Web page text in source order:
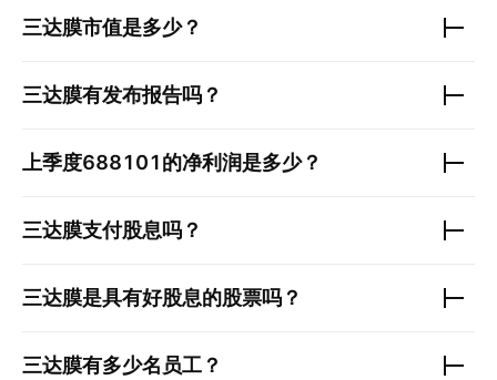
三达膜市值是多少？
三达膜有发布报告吗？
上季度688101的净利润是多少？
三达膜支付股息吗？
三达膜是具有好股息的股票吗？
三达膜有多少名员工？